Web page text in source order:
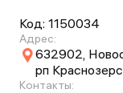
Код: 1150034
Адрес:
632902,
рп
Контакты: